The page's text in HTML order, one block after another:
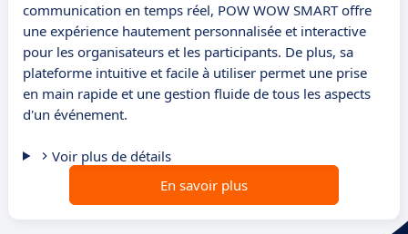
communication en temps réel, POW WOW SMART offre
une expérience hautement personnalisée et interactive
pour les organisateurs et les participants. De plus, sa
plateforme intuitive et facile à utiliser permet une prise
en main rapide et une gestion fluide de tous les aspects
d'un événement.
Voir plus de détails
En savoir plus